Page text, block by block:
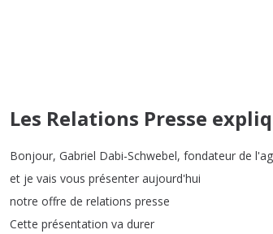
Les Relations Presse
Bonjour, Gabriel Dabi-Schwebel, fondateur de
et je vais vous présenter aujourd'hui
notre offre de relations presse
Cette présentation va durer